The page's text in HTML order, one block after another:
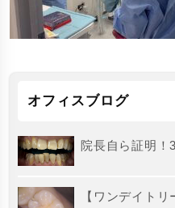
オフィスブログ
院長自ら証明！
【ワンデイト